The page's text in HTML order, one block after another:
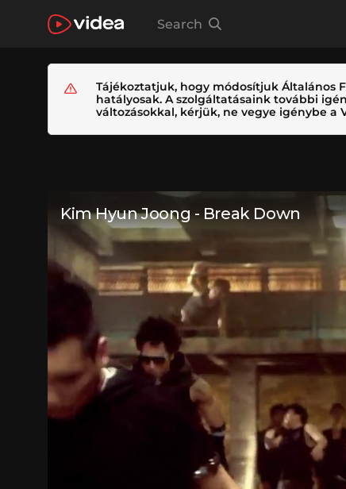
Search
Tájékoztatjuk, hogy módosítjuk Általános
hatályosak. A szolgáltatásaink további
változásokkal, kérjük, ne vegye igénybe a